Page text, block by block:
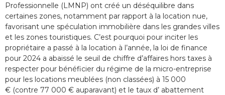
Professionnelle (LMNP) ont créé un déséquilibre dans
certaines zones, notamment par rapport à la location nue,
favorisant une spéculation immobilière dans les grandes villes
et les zones touristiques. C’est pourquoi pour inciter les
propriétaire a passé à la location à l’année, la loi de finance
pour 2024 a abaissé le seuil de chiffre d’affaires hors taxes à
respecter pour bénéficier du régime de la micro-entreprise
pour les locations meublées (non classées) à 15 000
€ (contre 77 000 € auparavant) et le taux d’ abattement